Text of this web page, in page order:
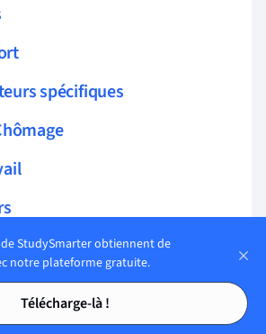
Tables des matières
Tables des matières
spécifiques
biaisé en faveur
des facteurs
StudySmarter obtiennent de
notre plateforme gratuite.
Télécharge-là !